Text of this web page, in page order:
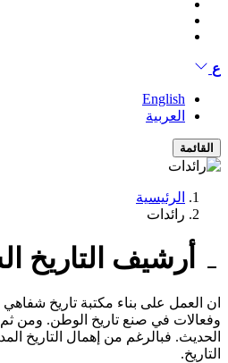
ع
English
العربية
القائمة
الرئيسية
رائدات
أرشيف التاريخ
ان العمل على بناء مكتبة تاريخ
وفعالات في صنع تاريخ الوطن. ومن ثم
الحديث. فبالرغم من إهمال التاريخ
التاريخ.